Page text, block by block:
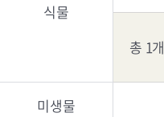
식물
총 1개
미생물